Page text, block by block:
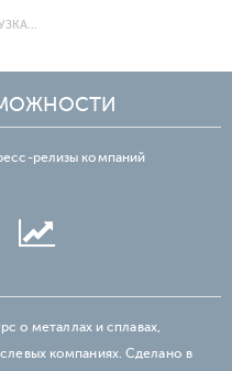
релизы компаний
о металлах и сплавах,
компаниях. Сделано в